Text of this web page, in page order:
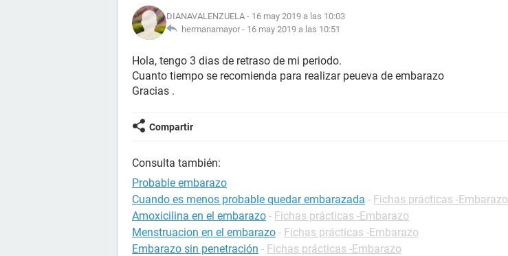
DIANAVALENZUELA - 16 may 2019 a las 10:03
hermanamayor - 16 may 2019 a las 10:51
Hola, tengo 3 dias de retraso de mi periodo.
Cuanto tiempo se recomienda para realizar peueva de embarazo
Gracias .
Compartir
Consulta también:
Probable embarazo
Cuando es menos probable quedar embarazada - Fichas prácticas -Embarazo
Amoxicilina en el embarazo - Fichas prácticas -Embarazo
Menstruacion en el embarazo - Fichas prácticas -Embarazo
Embarazo sin penetración - Fichas prácticas -Embarazo